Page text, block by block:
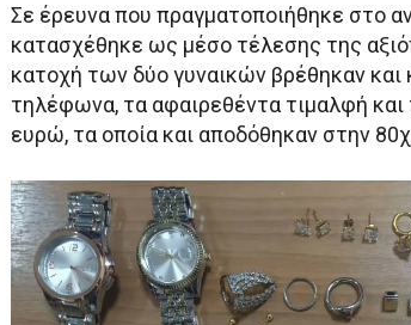
Σε έρευνα που πραγματοποιήθηκε στο
κατασχέθηκε ως μέσο τέλεσης της
κατοχή των δύο γυναικών βρέθηκαν και
τηλέφωνα, τα αφαιρεθέντα τιμαλφή
ευρώ, τα οποία και αποδόθηκαν στην